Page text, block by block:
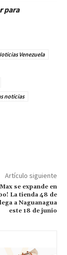
para
Venezuela
noticias
Artículo siguiente
se expande en
La tienda 48 de
a Naguanagua
este 18 de junio